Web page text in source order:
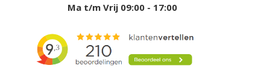
Ma t/m Vrij 09:00 - 17:00